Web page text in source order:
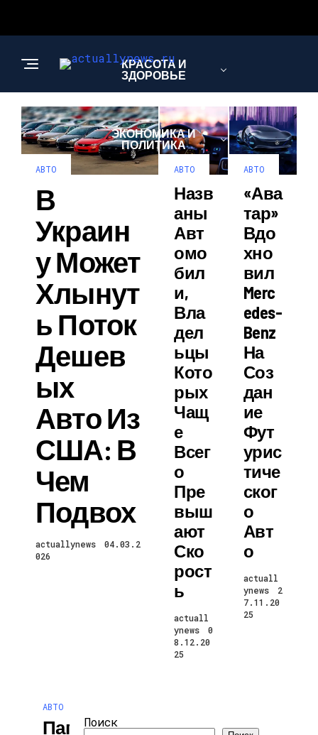
КРАСОТА И
ЗДОРОВЬЕ
ЭКОНОМИКА И
ПОЛИТИКА
АВТО
В
Украин
У Может
Хлынут
Ь Поток
Дешев
Ых
Авто Из
США: В
Чем
Подвох
actuallynews
04.03.2
026
АВТО
Назв
Аны
Авт
Омо
Бил
И,
Вла
Дел
Ьцы
Кото
Рых
Чащ
Е
Всег
О
Пре
Выш
Ают
Ско
Рост
Ь
actuall
ynews
0
8.12.20
25
АВТО
«Ава
Тар»
Вдо
Хно
Вил
Merc
Edes-
Benz
На
Соз
Дан
Ие
Фут
Урис
Тиче
Ског
О
Авт
О
actuall
ynews
2
7.11.20
25
АВТО
Папе Римскому
Поиск